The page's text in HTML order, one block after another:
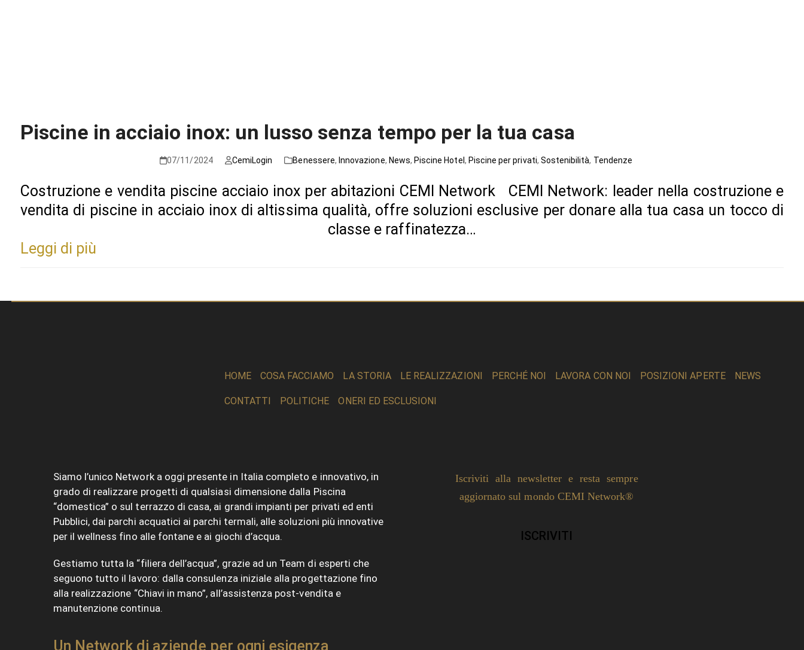
Piscine in acciaio inox: un lusso senza tempo per la tua casa
07/11/2024 CemiLogin Benessere, Innovazione, News, Piscine Hotel , Piscine per privati, Sostenibilità, Tendenze
Costruzione e vendita piscine acciaio inox per abitazioni CEMI Network CEMI Network: leader nella costruzione e
vendita di piscine in acciaio inox di altissima qualità, offre soluzioni esclusive per donare alla tua casa un tocco di
classe e raffinatezza…
Leggi di più
HOME COSA FACCIAMO LA STORIA LE REALIZZAZIONI PERCHÉ NOI LAVORA CON NOI POSIZIONI APERTE NEWS
CONTATTI POLITICHE ONERI ED ESCLUSIONI
Siamo l’unico Network a oggi presente in Italia completo e innovativo, in
grado di realizzare progetti di qualsiasi dimensione dalla Piscina
“domestica” o sul terrazzo di casa, ai grandi impianti per privati ed enti
Pubblici, dai parchi acquatici ai parchi termali, alle soluzioni più innovative
per il wellness fino alle fontane e ai giochi d’acqua.
Gestiamo tutta la “filiera dell’acqua”, grazie ad un Team di esperti che
seguono tutto il lavoro: dalla consulenza iniziale alla progettazione fino
alla realizzazione “Chiavi in mano”, all’assistenza post-vendita e
manutenzione continua.
Un Network di aziende per ogni esigenza
Iscriviti alla newsletter e resta sempre
aggiornato sul mondo CEMI Network®
ISCRIVITI